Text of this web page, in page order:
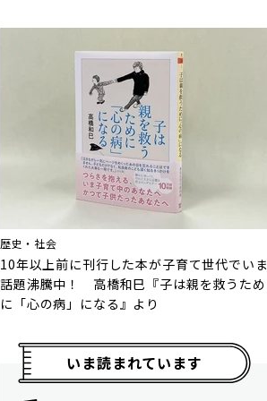
歴史・社会
10年以上前に刊行した本が子育て世代でいま
話題沸騰中！ 高橋和巳『子は親を救うため
に「心の病」になる』より
いま読まれています